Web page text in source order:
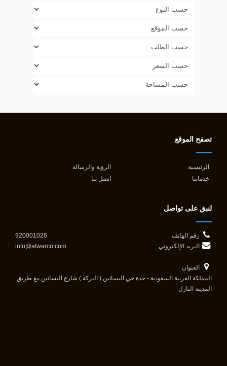
تصفح الموقع
الرئيسية
الرؤية والرسالة
خدماتنا
اتصل بنا
لنبق على تواصل
رقم الهاتف
920001026
البريد الإلكتروني
info@atwarco.com
العنوان
المملكة العربية السعودية - جدة حي البساتين ( البركة ) شارع البساتين مع طريق
المدينة النازل